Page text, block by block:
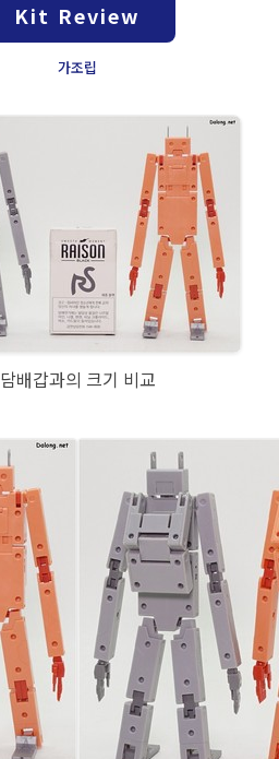
Kit Review
가조립
담배갑과의 크기 비교